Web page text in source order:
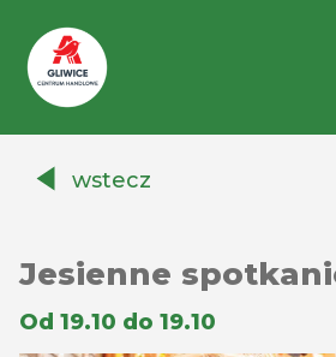
Auchanwstecz
Jesienne
Od 19.10 do 19.10